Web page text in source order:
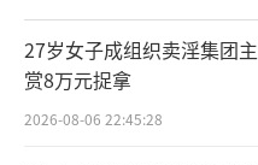
27岁女子成组织卖淫集团
赏8万元捉拿
2026-08-06 22:45:28